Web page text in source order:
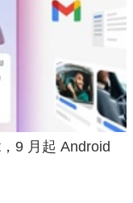
9 月起 Android